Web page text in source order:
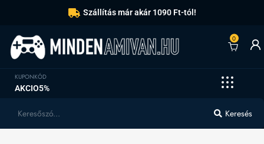
Szállítás már akár 1090 Ft-tól!
0
KUPONKÓD
AKCIO5%
Keresés